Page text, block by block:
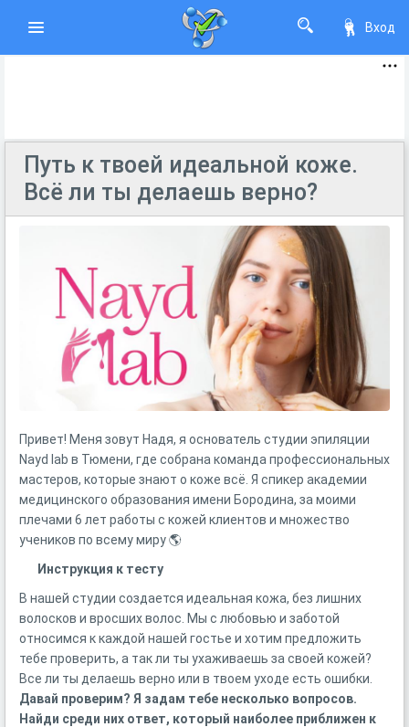
Вход
Путь к твоей идеальной коже.
Всё ли ты делаешь верно?
Привет! Меня зовут Надя, я основатель студии эпиляции
Nayd lab в Тюмени, где собрана команда профессиональных
мастеров, которые знают о коже всё. Я спикер академии
медицинского образования имени Бородина, за моими
плечами 6 лет работы с кожей клиентов и множество
учеников по всему миру 🌎
Инструкция к тесту
В нашей студии создается идеальная кожа, без лишних
волосков и вросших волос. Мы с любовью и заботой
относимся к каждой нашей гостье и хотим предложить
тебе проверить, а так ли ты ухаживаешь за своей кожей?
Все ли ты делаешь верно или в твоем уходе есть ошибки.
Давай проверим? Я задам тебе несколько вопросов.
Найди среди них ответ, который наиболее приближен к